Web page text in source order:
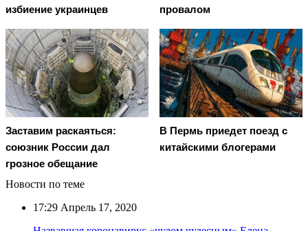
избиение украинцев
провалом
Заставим раскаяться:
союзник России дал
грозное обещание
В Пермь приедет поезд с
китайскими блогерами
Новости по теме
17:29 Апрель 17, 2020